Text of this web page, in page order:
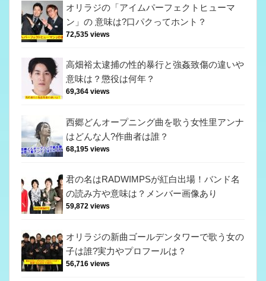
オリラジの「アイムパーフェクトヒューマ
ン」の 意味は?口パクってホント？
72,535 views
高畑裕太逮捕の性的暴行と強姦致傷の違いや
意味は？懲役は何年？
69,364 views
西郷どんオープニング曲を歌う女性里アンナ
はどんな人?作曲者は誰？
68,195 views
君の名はRADWIMPSが紅白出場！バンド名
の読み方や意味は？メンバー画像あり
59,872 views
オリラジの新曲ゴールデンタワーで歌う女の
子は誰?実力やプロフールは？
56,716 views